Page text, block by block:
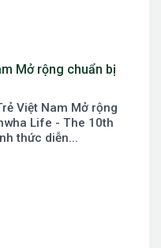
Mở rộng chuẩn bị
Việt Nam Mở rộng
Life - The 10th
thức diễn...